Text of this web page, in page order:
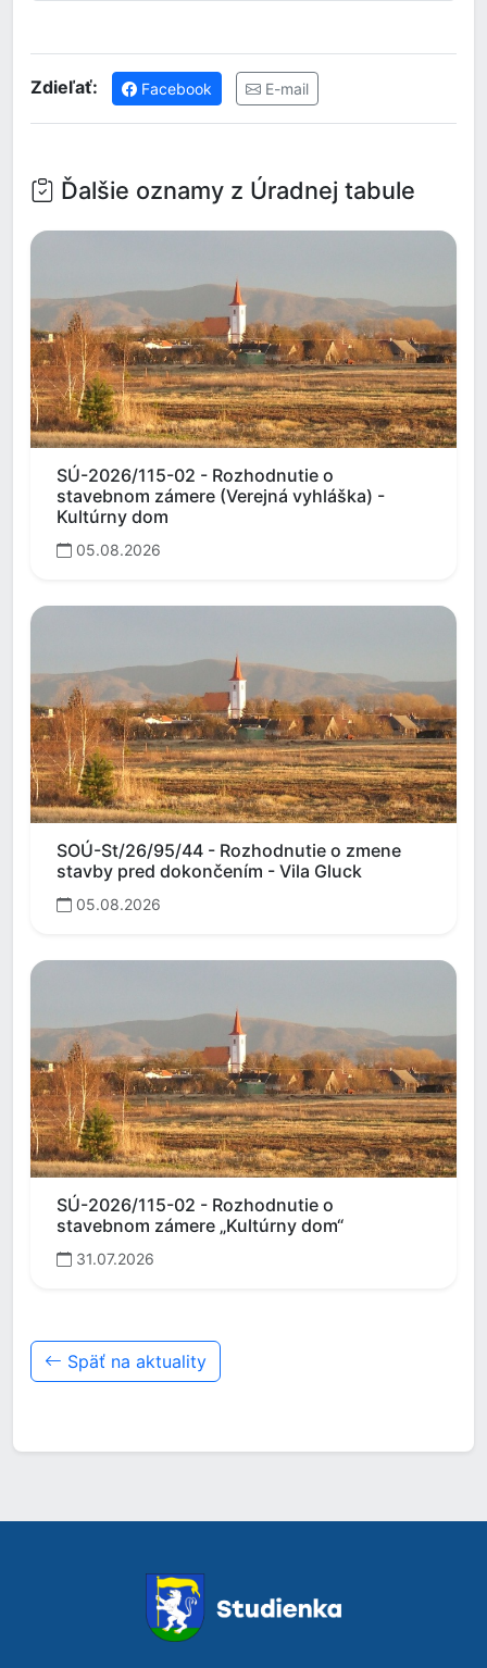
Zdieľať: Facebook E-mail
Ďalšie oznamy z Úradnej tabule
SÚ-2026/115-02 - Rozhodnutie o
stavebnom zámere (Verejná vyhláška) -
Kultúrny dom
05.08.2026
SOÚ-St/26/95/44 - Rozhodnutie o zmene
stavby pred dokončením - Vila Gluck
05.08.2026
SÚ-2026/115-02 - Rozhodnutie o
stavebnom zámere „Kultúrny dom“
31.07.2026
Späť na aktuality